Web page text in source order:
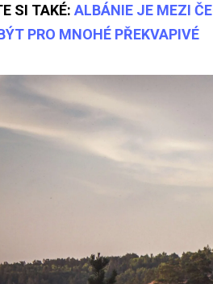
SI TAKÉ: ALBÁNIE JE MEZI
PRO MNOHÉ PŘEKVAPIVÉ